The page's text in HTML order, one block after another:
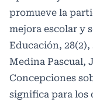
promueve la
mejora escolar y
Educación, 28(2),
Medina Pascual,
Concepciones
significa para los